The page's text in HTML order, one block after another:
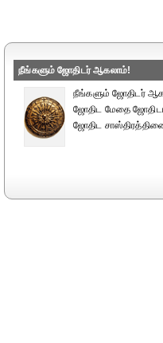
நீங்களும் ஜோதிடர் ஆகலாம்!
நீங்களும் ஜோதிடர்
ஜோதிட மேதை
ஜோதிட